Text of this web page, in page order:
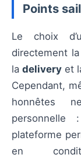
Points
Le choix
directement
ladelivery et
Cependant,
honnêtes
plateforme
en